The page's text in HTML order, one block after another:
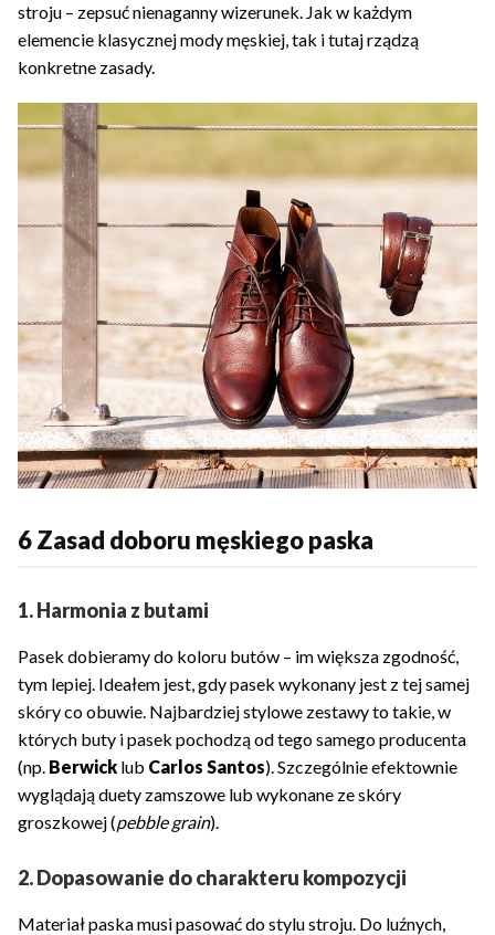
stroju – zepsuć nienaganny wizerunek. Jak w każdym
elemencie klasycznej mody męskiej, tak i tutaj rządzą
konkretne zasady.
6 Zasad doboru męskiego paska
1. Harmonia z butami
Pasek dobieramy do koloru butów – im większa zgodność,
tym lepiej. Ideałem jest, gdy pasek wykonany jest z tej samej
skóry co obuwie. Najbardziej stylowe zestawy to takie, w
których buty i pasek pochodzą od tego samego producenta
(np. Berwick lub Carlos Santos). Szczególnie efektownie
wyglądają duety zamszowe lub wykonane ze skóry
groszkowej (pebble grain).
2. Dopasowanie do charakteru kompozycji
Materiał paska musi pasować do stylu stroju. Do luźnych,